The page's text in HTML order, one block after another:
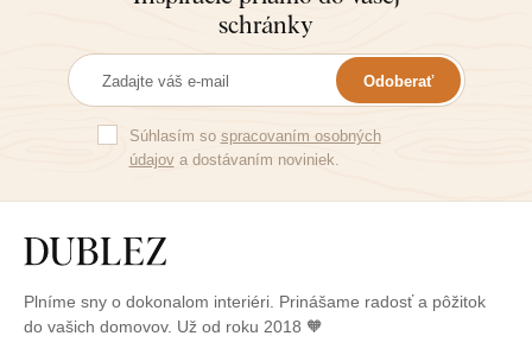
schránky
Odoberať
Súhlasím so spracovaním osobných
údajova dostávaním noviniek.
Plníme sny o dokonalom interiéri. Prinášame radosť a pôžitok
do vašich domovov. Už od roku 2018 🧡